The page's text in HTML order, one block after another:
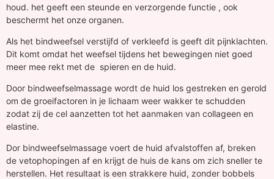
houd. het geeft een steunde en verzorgende functie , ook
beschermt het onze organen.
Als het bindweefsel verstijfd of verkleefd is geeft dit pijnklachten.
Dit komt omdat het weefsel tijdens het bewegingen niet goed
meer mee rekt met de spieren en de huid.
Door bindweefselmassage wordt de huid los gestreken en gerold
om de groeifactoren in je lichaam weer wakker te schudden
zodat zij de cel aanzetten tot het aanmaken van collageen en
elastine.
Dor bindweefselmassage voert de huid afvalstoffen af, breken
de vetophopingen af en krijgt de huis de kans om zich sneller te
herstellen. Het resultaat is een strakkere huid, zonder bobbels